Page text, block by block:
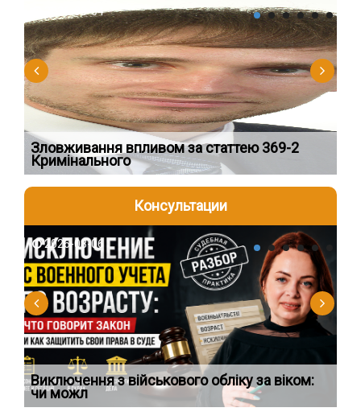
2026-08-04
Зловживання впливом за статтею 369-2
Кримінального
Консультации
2026-08-06
Виключення з військового обліку за віком:
чи можл